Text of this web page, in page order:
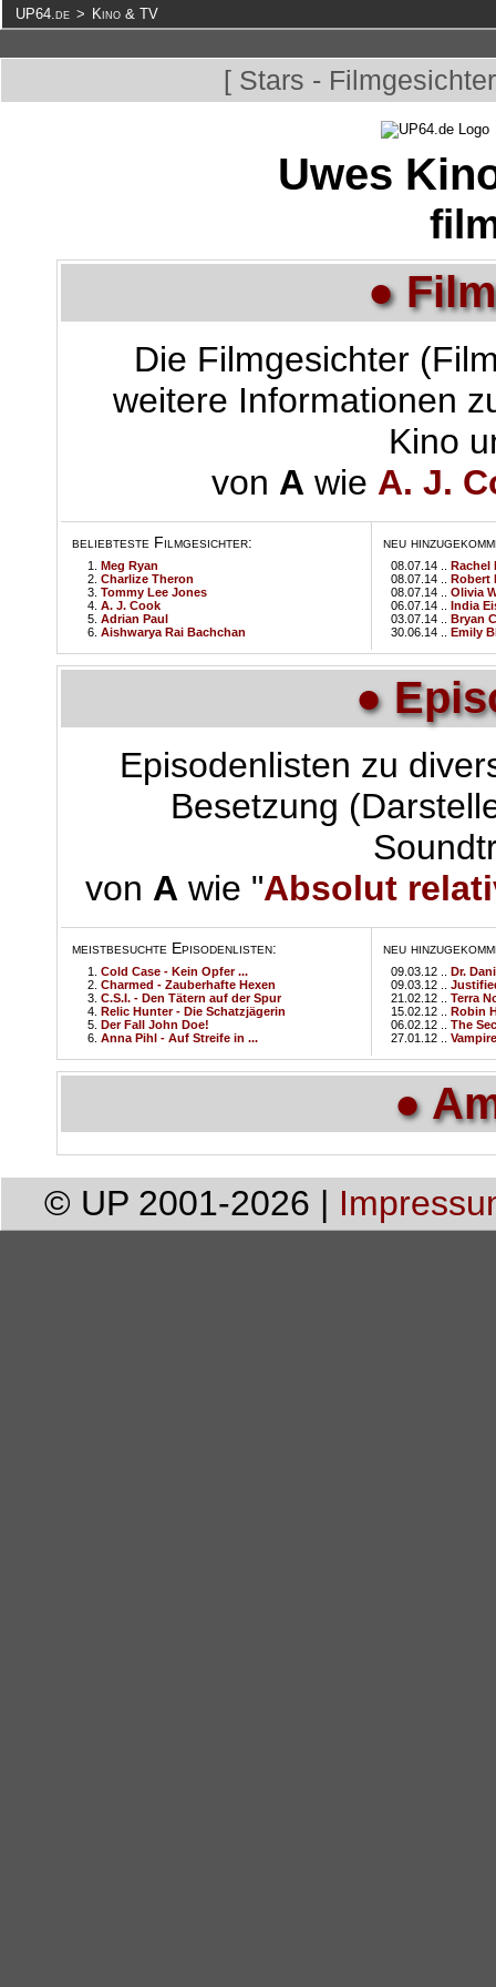
UP64.de > Kino & TV
[ Stars -
Uwes
●
Die Filmgesichter
weitere Informationen
Kino
von A wie A. J.
beliebteste Filmgesichter:
Meg Ryan
Charlize Theron
Tommy Lee Jones
A. J. Cook
Adrian Paul
Aishwarya Rai Bachchan
neu
08.07.14 .. Rachel
08.07.14 .. Robert
08.07.14 .. Olivia
06.07.14 .. India
03.07.14 .. Bryan
30.06.14 .. Emily
●
Episodenlisten zu
Besetzung
von A wie "Absolut
meistbesuchte Episodenlisten:
Cold Case - Kein Opfer ...
Charmed - Zauberhafte Hexen
C.S.I. - Den Tätern auf der Spur
Relic Hunter - Die Schatzjägerin
Der Fall John Doe!
Anna Pihl - Auf Streife in ...
neu
09.03.12 .. Dr.
09.03.12 ..
21.02.12 .. Terra
15.02.12 .. Robin
06.02.12 .. The
27.01.12 ..
●
© UP 2001-2026 |